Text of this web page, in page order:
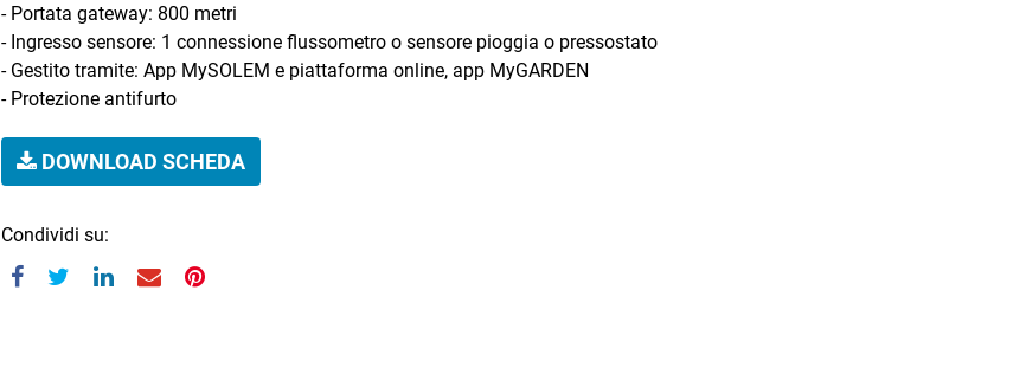
- Portata gateway: 800 metri
- Ingresso sensore: 1 connessione flussometro o sensore pioggia o pressostato
- Gestito tramite: App MySOLEM e piattaforma online, app MyGARDEN
- Protezione antifurto
DOWNLOAD SCHEDA
Condividi su: